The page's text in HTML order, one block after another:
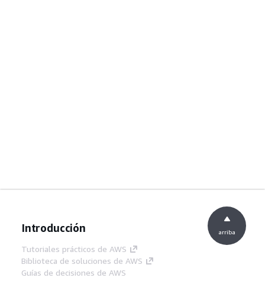
Introducción
Tutoriales prácticos de AWS
Biblioteca de soluciones de AWS
Guías de decisiones de AWS
arriba